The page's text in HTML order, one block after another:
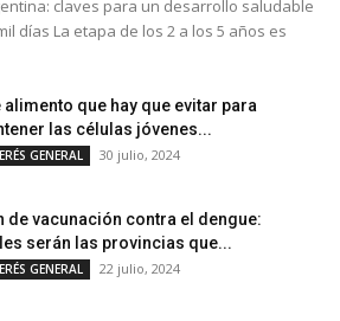
claves para un desarrollo saludable
días La etapa de los 2 a los 5 años es
alimento que hay que evitar para
las células jóvenes...
GENERAL 30 julio, 2024
de vacunación contra el dengue:
serán las provincias que...
GENERAL 22 julio, 2024